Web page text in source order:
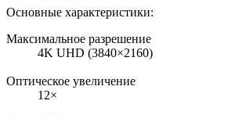
Основные характеристики:
Максимальное разрешение
4K UHD (3840×2160)
Оптическое увеличение
12×